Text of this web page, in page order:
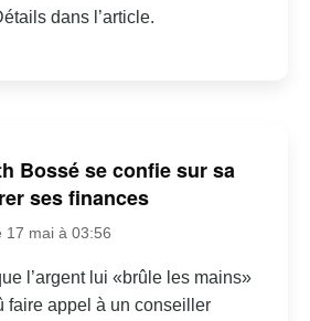
dans l’article.
Bossé se confie sur sa
ses finances
17 mai à 03:56
l’argent lui «brûle les mains»
faire appel à un conseiller